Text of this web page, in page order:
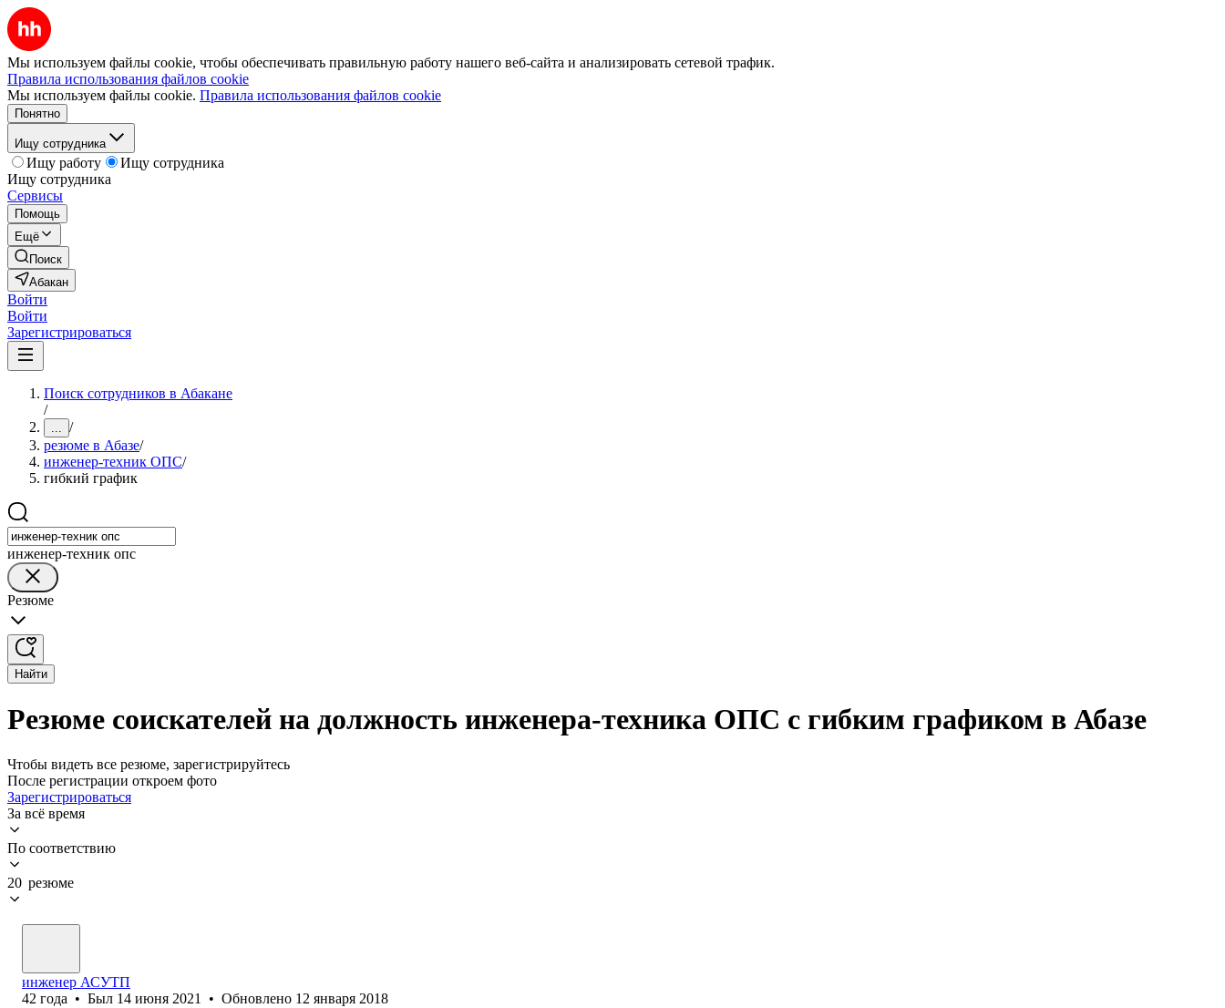
Мы используем файлы cookie, чтобы обеспечивать правильную работу нашего веб-сайта и анализировать сетевой трафик.
Правила использования файлов cookie
Мы используем файлы cookie. Правила использования файлов cookie
Понятно
Ищу сотрудника
Ищу работу
Ищу сотрудника
Ищу сотрудника
Сервисы
Помощь
Ещё
Поиск
Абакан
Войти
Войти
Зарегистрироваться
Поиск сотрудников в Абакане
/
... /
резюме в Абазе/
инженер-техник ОПС/
гибкий график
инженер-техник опс
Резюме
Найти
Резюме соискателей на должность инженера-техника ОПС с гибким графиком в Абазе
Чтобы видеть все резюме, зарегистрируйтесь
После регистрации откроем фото
Зарегистрироваться
За всё время
По соответствию
20 резюме
инженер АСУТП
42 года • Был 14 июня 2021 • Обновлено 12 января 2018